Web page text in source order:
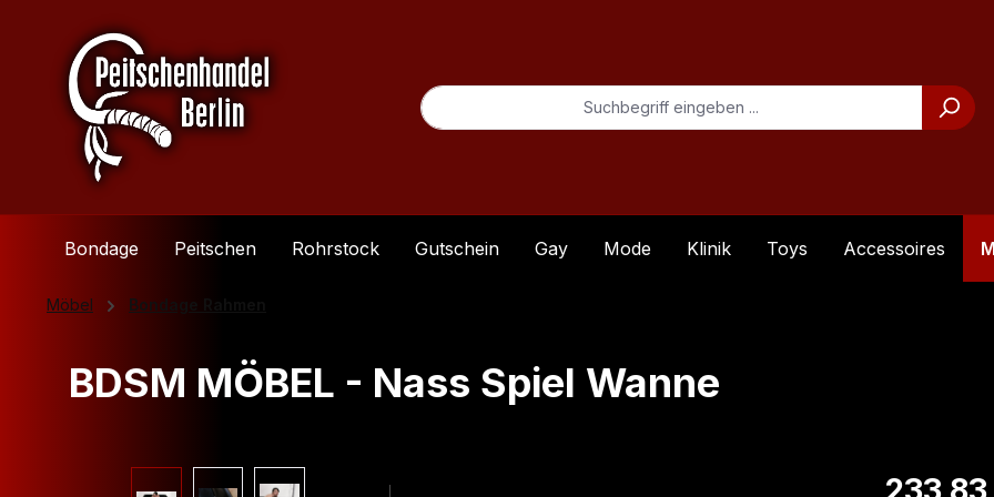
Hauptinhalt springen
Zur Suche springen
Zur Hauptnavigation springen
Bondage Peitschen Rohrstock Gutschein Gay Mode Klinik Toys Accessoires
Möbel Bondage Rahmen
BDSM MÖBEL - Nass Spiel Wanne
Bildergalerie überspringen Regulärer